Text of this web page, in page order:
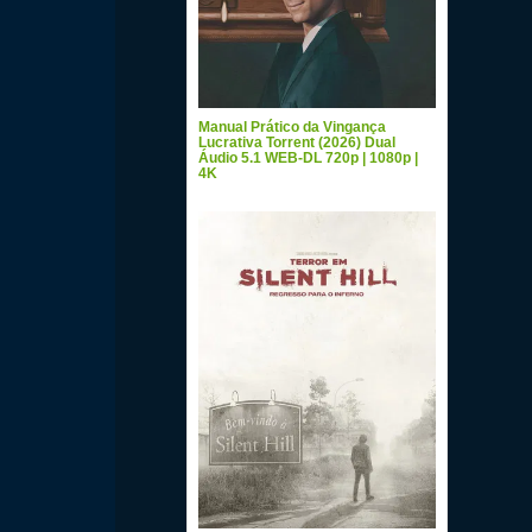
Manual Prático da Vingança
Lucrativa Torrent (2026) Dual
Áudio 5.1 WEB-DL 720p | 1080p |
4K